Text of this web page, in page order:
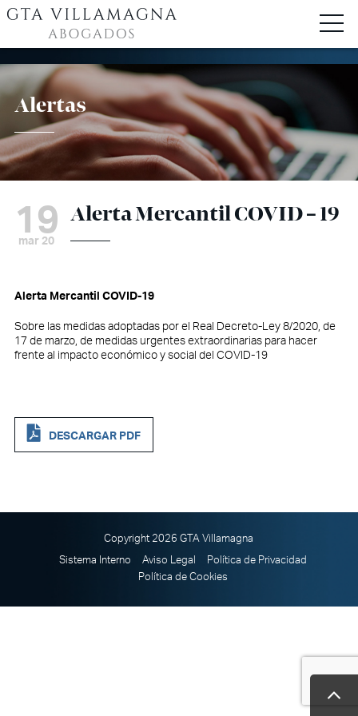
Alertas
19
mar 20
Alerta Mercantil COVID – 19
Alerta Mercantil COVID-19
Sobre las medidas adoptadas por el Real Decreto-Ley 8/2020, de
17 de marzo, de medidas urgentes extraordinarias para hacer
frente al impacto económico y social del COVID-19
DESCARGAR PDF
Copyright 2026 GTA Villamagna
Sistema Interno Aviso Legal
Política de Privacidad
Política de Cookies